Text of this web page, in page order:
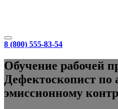
8 (800) 555-83-54
Обучение рабочей
Дефектоскопист по
эмиссионному